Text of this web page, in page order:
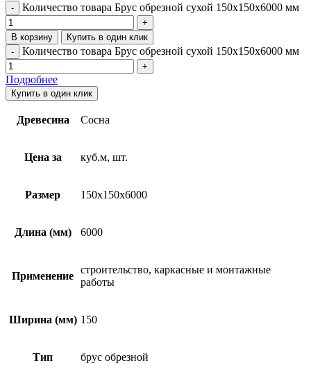
Количество товара Брус обрезной сухой 150х150х6000 мм
В корзину Купить в один клик
Количество товара Брус обрезной сухой 150х150х6000 мм
Подробнее
Купить в один клик
Древесина Сосна
Цена за куб.м, шт.
Размер 150х150х6000
Длина (мм) 6000
Применение
строительство, каркасные и монтажные
работы
Ширина (мм) 150
Тип брус обрезной